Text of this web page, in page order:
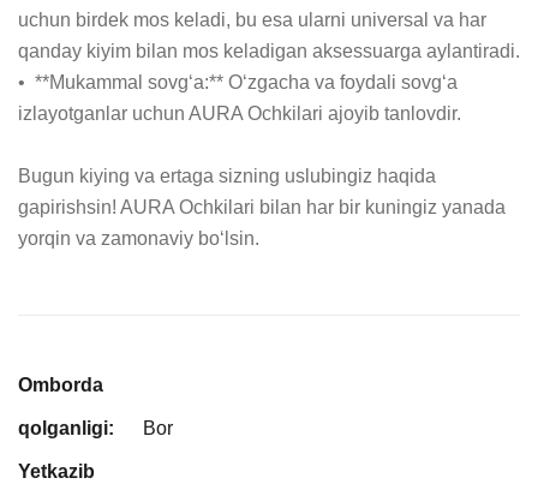
uchun birdek mos keladi, bu esa ularni universal va har
qanday kiyim bilan mos keladigan aksessuarga aylantiradi.
•  **Mukammal sovg‘a:** O‘zgacha va foydali sovg‘a
izlayotganlar uchun AURA Ochkilari ajoyib tanlovdir.
Bugun kiying va ertaga sizning uslubingiz haqida
gapirishsin! AURA Ochkilari bilan har bir kuningiz yanada
yorqin va zamonaviy bo‘lsin.
Omborda
qolganligi: Bor
Yetkazib